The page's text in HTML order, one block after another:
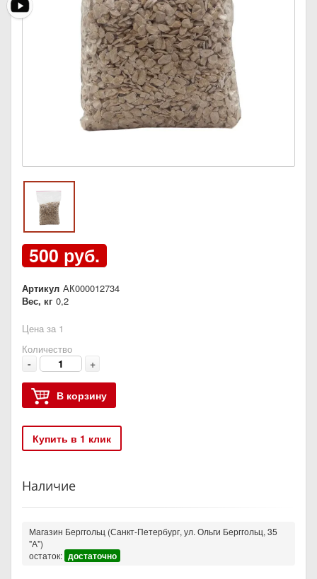
500 руб.
Артикул АК000012734
Вес, кг 0,2
Цена за 1
Количество
- +
В корзину
Купить в 1 клик
Наличие
Магазин Берггольц (Санкт-Петербург, ул. Ольги Берггольц, 35
"А")
остаток: достаточно